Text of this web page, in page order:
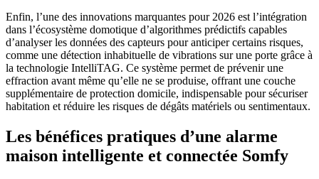
Enfin, l’une des innovations marquantes pour 2026 est l’intégration
dans l’écosystème domotique d’algorithmes prédictifs capables
d’analyser les données des capteurs pour anticiper certains risques,
comme une détection inhabituelle de vibrations sur une porte grâce à
la technologie IntelliTAG. Ce système permet de prévenir une
effraction avant même qu’elle ne se produise, offrant une couche
supplémentaire de protection domicile, indispensable pour sécuriser
habitation et réduire les risques de dégâts matériels ou sentimentaux.
Les bénéfices pratiques d’une alarme
maison intelligente et connectée Somfy